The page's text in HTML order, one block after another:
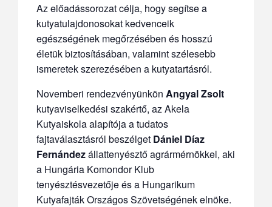
Az előadássorozat célja, hogy segítse a
kutyatulajdonosokat kedvenceik
egészségének megőrzésében és hosszú
életük biztosításában, valamint szélesebb
ismeretek szerezésében a kutyatartásról.
Novemberi rendezvényünkön Angyal Zsolt
kutyaviselkedési szakértő, az Akela
Kutyaiskola alapítója a tudatos
fajtaválasztásról beszélget Dániel Díaz
Fernándezállattenyésztő agrármérnökkel, aki
a Hungária Komondor Klub
tenyésztésvezetője és a Hungarikum
Kutyafajták Országos Szövetségének elnöke.